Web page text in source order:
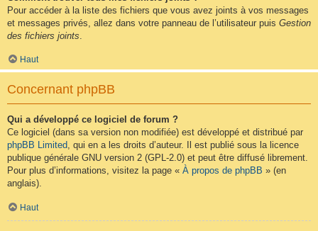
Pour accéder à la liste des fichiers que vous avez joints à vos messages
et messages privés, allez dans votre panneau de l’utilisateur puis Gestion
des fichiers joints
Haut
Concernant phpBB
Qui a développé ce logiciel de forum ?
Ce logiciel (dans sa version non modifiée) est développé et distribué par
phpBB Limited, qui en a les droits d’auteur. Il est publié sous la licence
publique générale GNU version 2 (GPL-2.0) et peut être diffusé librement.
Pour plus d’informations, visitez la page « À propos de phpBB » (en
anglais).
Haut